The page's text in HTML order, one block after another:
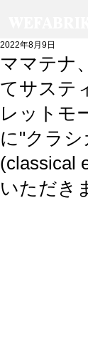
ママテナ
てサステ
レットモ
に"クラ
(classical
いただき
2022年8月9日